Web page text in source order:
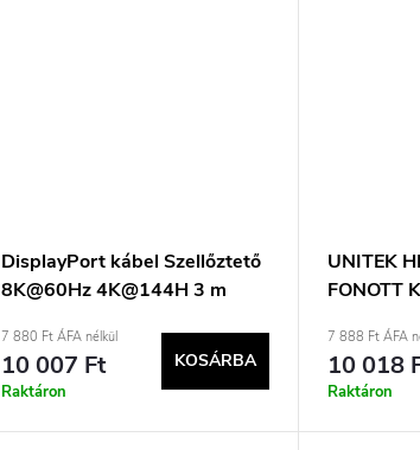
DisplayPort kábel Szellőztető
8K@60Hz 4K@144H 3 m
7 880 Ft ÁFA nélkül
10 007 Ft
Raktáron
KOSÁRBA
UNITEK
FONOTT
7 888 Ft ÁFA
10 018
Raktáron